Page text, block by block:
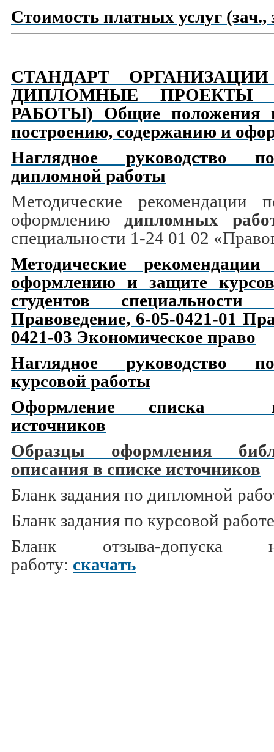
Стоимость платных услуг (зач.,
СТАНДАРТ
ДИПЛОМНЫЕ ПРОЕКТЫ
РАБОТЫ) Общие положения
построению, содержанию и
Наглядное руководство
дипломной работы
Методические рекомендации
оформлению дипломных
специальности 1-24 01 02
Методические рекомендации
оформлению и защите
студентов
Правоведение, 6-05-0421-01
0421-03 Экономическое право
Наглядное руководство
курсовой работы
Оформление списка
источников
Образцы оформления
описания в списке источников
Бланк задания по дипломной
Бланк задания по курсовой
Бланк отзыва-допуска
работу: скачать